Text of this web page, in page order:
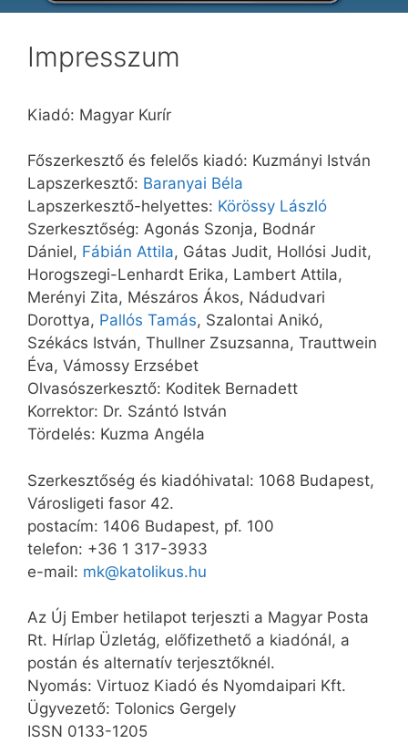
Impresszum
Kiadó: Magyar Kurír
Főszerkesztő és felelős kiadó: Kuzmányi István
Lapszerkesztő: Baranyai Béla
Lapszerkesztő-helyettes: Körössy László
Szerkesztőség: Agonás Szonja, Bodnár
Dániel, Fábián Attila, Gátas Judit, Hollósi Judit,
Horogszegi-Lenhardt Erika, Lambert Attila,
Merényi Zita, Mészáros Ákos, Nádudvari
Dorottya, Pallós Tamás, Szalontai Anikó,
Székács István, Thullner Zsuzsanna, Trauttwein
Éva, Vámossy Erzsébet
Olvasószerkesztő: Koditek Bernadett
Korrektor: Dr. Szántó István
Tördelés: Kuzma Angéla
Szerkesztőség és kiadóhivatal: 1068 Budapest,
Városligeti fasor 42.
postacím: 1406 Budapest, pf. 100
telefon: +36 1 317-3933
e-mail: mk@katolikus.hu
Az Új Ember hetilapot terjeszti a Magyar Posta
Rt. Hírlap Üzletág, előfizethető a kiadónál, a
postán és alternatív terjesztőknél.
Nyomás: Virtuoz Kiadó és Nyomdaipari Kft.
Ügyvezető: Tolonics Gergely
ISSN 0133-1205